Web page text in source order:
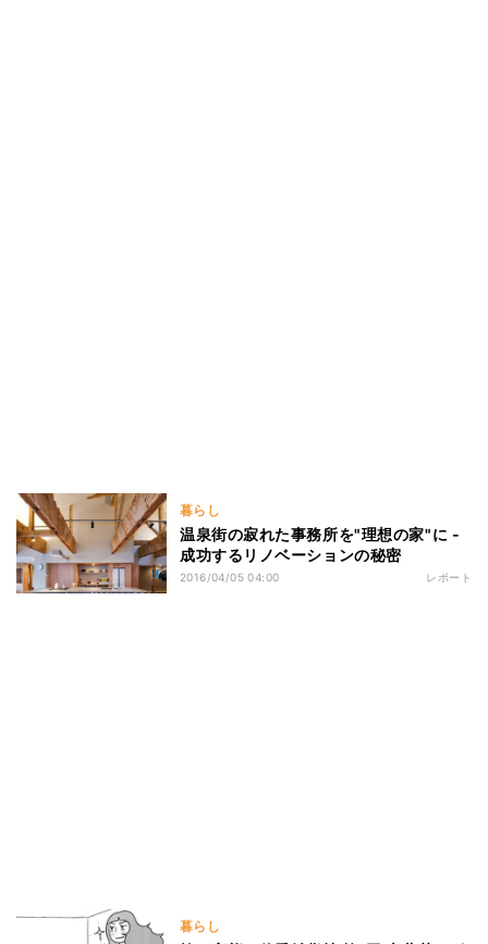
暮らし
温泉街の寂れた事務所を"理想の家"に -
成功するリノベーションの秘密
2016/04/05 04:00 レポート
暮らし